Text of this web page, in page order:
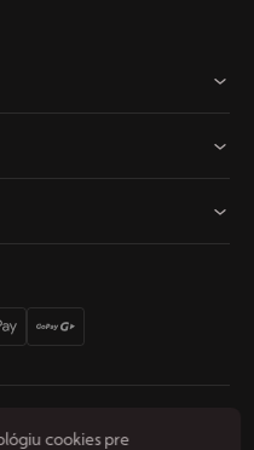
Súkromie
cookies pre